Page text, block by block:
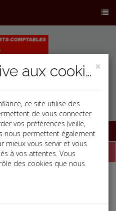
×
Politique relative aux cookies
ce site utilise des
de vous connecter
vos préférences (veille,
nous permettent également
mieux vous servir et vous
à vos attentes. Vous
des cookies que nous